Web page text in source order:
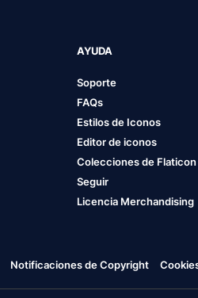
AYUDA
Soporte
FAQs
Estilos de Iconos
Editor de iconos
Colecciones de Flaticon
Seguir
Licencia Merchandising
Notificaciones de Copyright